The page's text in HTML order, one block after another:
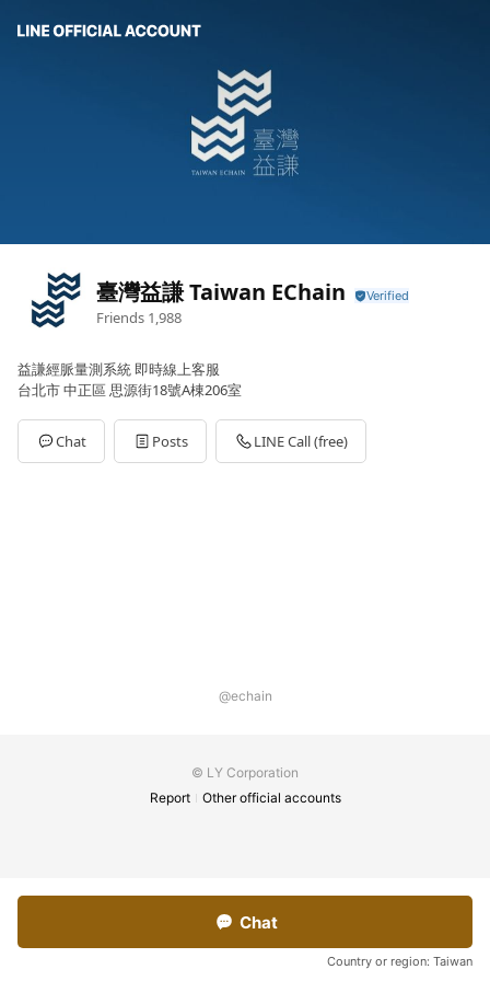
臺灣益謙 Taiwan EChain
Friends 1,988
益謙經脈量測系統 即時線上客服
台北市 中正區 思源街18號A棟206室
Chat Posts LINE Call (free)
@echain
© LY Corporation
Report
Other official accounts
Chat
Country or region: Taiwan